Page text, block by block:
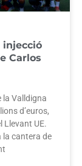
injecció
Carlos
la Valldigna
d’euros,
Llevant UE.
la cantera de